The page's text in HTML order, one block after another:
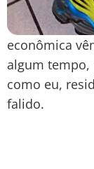
econômica
algum tempo,
como eu,
falido.